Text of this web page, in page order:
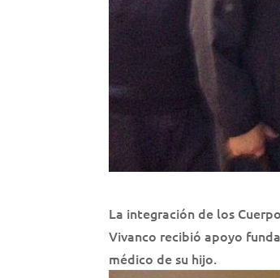
La integración de los
Vivanco recibió apoyo
médico de su hijo.